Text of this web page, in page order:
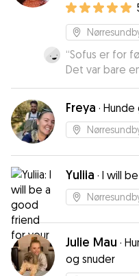
“Sofus er for
Det var bare
og hun har
kan anbefale,
Freya · Hunde
Yuliia · I will
Julie Mau ·
og snuder